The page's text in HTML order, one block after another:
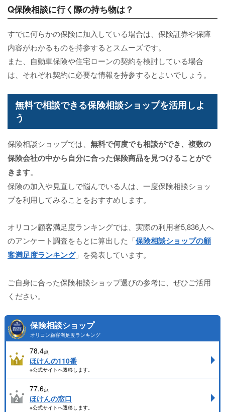
Q保険相談に行く際の持ち物は？
すでに何らかの保険に加入している場合は、保険証券や保障
内容がわかるものを持参するとスムーズです。
また、自動車保険や住宅ローンの契約を検討している場合
は、それぞれ契約に必要な情報を持参するとよいでしょう。
無料で相談できる保険相談ショップを活用しよ
う
保険相談ショップでは、 無料で何度でも相談ができ、複数の
保険会社の中から自分に合った保険商品を見つけることがで
きます。
保険の加入や見直しで悩んでいる人は、一度保険相談ショッ
プを利用してみることをおすすめします。
オリコン顧客満足度ランキングでは、実際の利用者5,836人へ
のアンケート調査をもとに算出した「保険相談ショップの顧
客満足度ランキング」を発表しています。
ご自身に合った保険相談ショップ選びの参考に、ぜひご活用
ください。
保険相談ショップ
オリコン顧客満足度ランキング
78.4点
ほけんの110番
※公式サイトへ遷移します。
77.6点
ほけんの窓口
※公式サイトへ遷移します。